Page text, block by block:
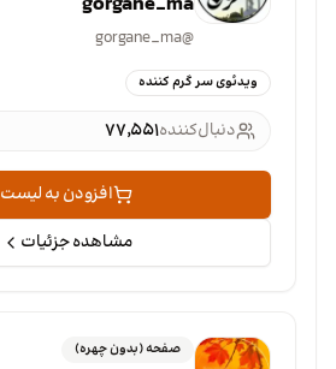
@
gorgane_ma
ویدئوی سر گرم کننده
دنبال‌کننده۷۷٬۵۵۱
افزودن به لیست
مشاهده جزئیات
صفحه (بدون چهره)